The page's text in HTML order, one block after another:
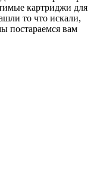
картриджи для
то что искали,
постараемся вам